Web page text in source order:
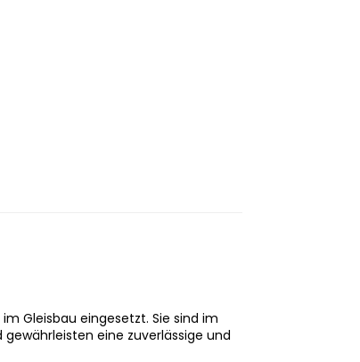
Gleisbau eingesetzt. Sie sind im
eine zuverlässige und